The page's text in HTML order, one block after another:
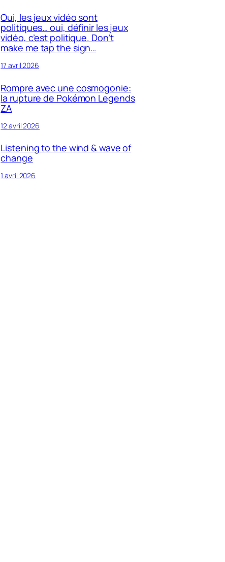
Oui, les jeux vidéo sont
politiques… oui, définir les jeux
vidéo, c’est politique. Don’t
make me tap the sign…
17 avril 2026
Rompre avec une cosmogonie:
la rupture de Pokémon Legends
ZA
12 avril 2026
Listening to the wind & wave of
change
1 avril 2026